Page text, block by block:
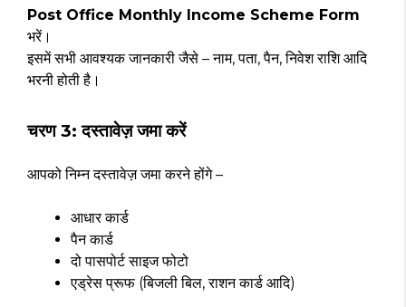
Post Office Monthly Income Scheme Form
भरें।
इसमें सभी आवश्यक जानकारी जैसे – नाम, पता, पैन, निवेश राशि आदि
भरनी होती है।
चरण 3: दस्तावेज़ जमा करें
आपको निम्न दस्तावेज़ जमा करने होंगे –
आधार कार्ड
पैन कार्ड
दो पासपोर्ट साइज फोटो
एड्रेस प्रूफ (बिजली बिल, राशन कार्ड आदि)